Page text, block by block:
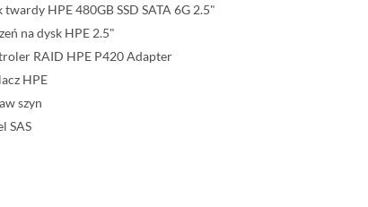
twardy HPE 480GB SSD SATA 6G 2.5"
na dysk HPE 2.5"
RAID HPE P420 Adapter
HPE
szyn
SAS